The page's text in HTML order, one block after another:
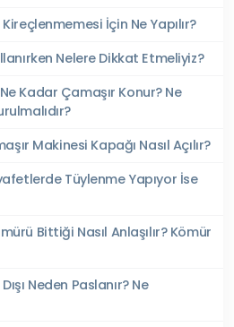
İçin Ne Yapılır?
Nelere Dikkat Etmeliyiz?
Kadar Çamaşır Konur? Ne
Makinesi Kapağı Nasıl Açılır?
Tüylenme Yapıyor İse
Bittiği Nasıl Anlaşılır? Kömür
Neden Paslanır? Ne